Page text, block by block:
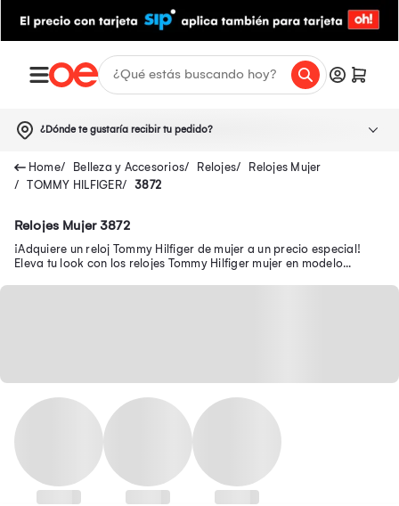
¿Dónde te gustaría recibir tu pedido?
Belleza y Accesorios Relojes
Relojes Mujer
TOMMY HILFIGER
3872
Relojes Mujer 3872
¡Adquiere un reloj Tommy Hilfiger de mujer a un precio especial!
Eleva tu look con los relojes Tommy Hilfiger mujer en modelo